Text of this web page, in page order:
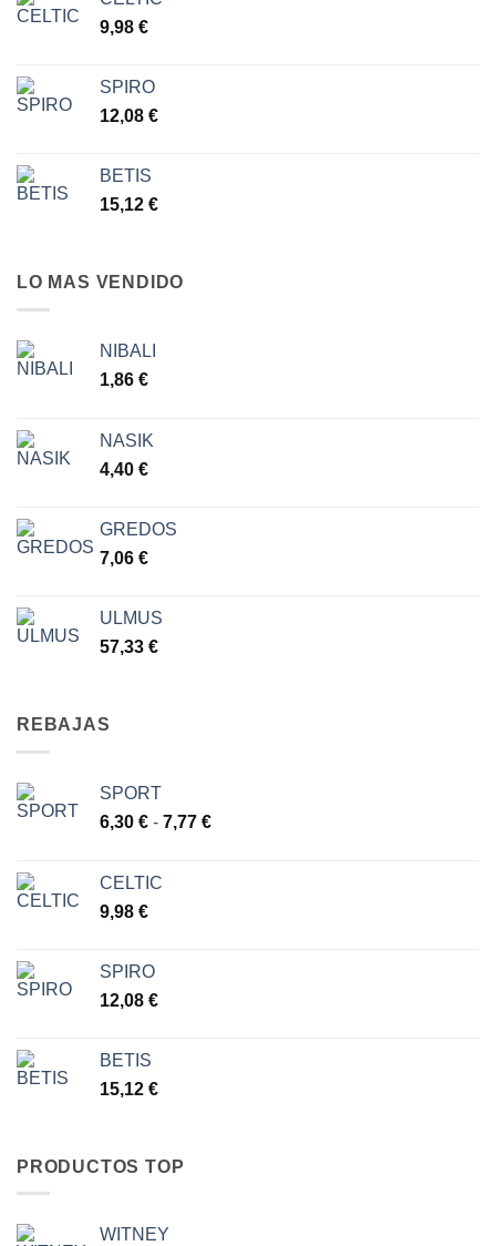
9,98 €
SPIRO
12,08 €
BETIS
15,12 €
LO MAS VENDIDO
NIBALI
1,86 €
NASIK
4,40 €
GREDOS
7,06 €
ULMUS
57,33 €
REBAJAS
SPORT
6,30 € - 7,77 €Rango
CELTIC
9,98 €
SPIRO
12,08 €
BETIS
15,12 €
PRODUCTOS TOP
WITNEY